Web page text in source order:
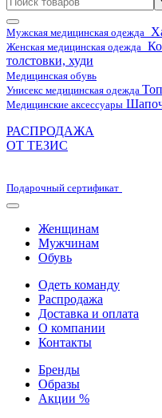
Мужская медицинская одежда
Женская медицинская одежда
толстовки, худи
Медицинская обувь
Унисекс медицинская одежда
Медицинские аксессуары
РАСПРОДАЖА
ОТ ТЕЗИС
Подарочный сертификат
Женщинам
Мужчинам
Обувь
Одеть команду
Распродажа
Доставка и оплата
О компании
Контакты
Бренды
Образы
Акции %